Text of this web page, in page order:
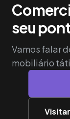
seu
Vamos falar
mobiliário